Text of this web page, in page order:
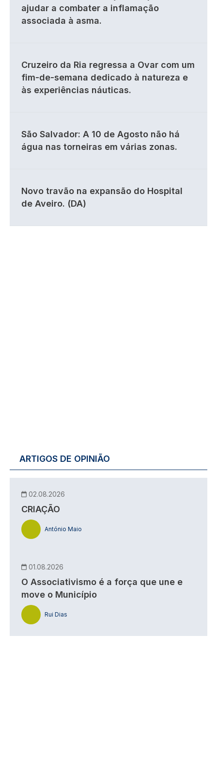
ajudar a combater a inflamação
associada à asma.
Cruzeiro da Ria regressa a Ovar com um
fim-de-semana dedicado à natureza e
às experiências náuticas.
São Salvador: A 10 de Agosto não há
água nas torneiras em várias zonas.
Novo travão na expansão do Hospital
de Aveiro. (DA)
ARTIGOS DE OPINIÃO
02.08.2026
CRIAÇÃO
António Maio
01.08.2026
O Associativismo é a força que une e
move o Município
Rui Dias